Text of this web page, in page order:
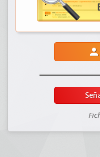
person